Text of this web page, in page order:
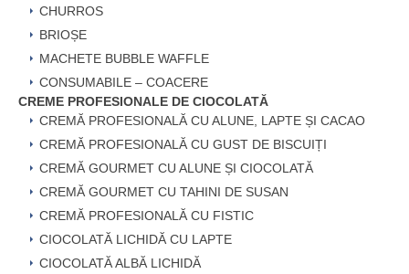
CHURROS
BRIOȘE
MACHETE BUBBLE WAFFLE
CONSUMABILE – COACERE
CREME PROFESIONALE DE CIOCOLATĂ
CREMĂ PROFESIONALĂ CU ALUNE, LAPTE ȘI CACAO
CREMĂ PROFESIONALĂ CU GUST DE BISCUIȚI
CREMĂ GOURMET CU ALUNE ȘI CIOCOLATĂ
CREMĂ GOURMET CU TAHINI DE SUSAN
CREMĂ PROFESIONALĂ CU FISTIC
CIOCOLATĂ LICHIDĂ CU LAPTE
CIOCOLATĂ ALBĂ LICHIDĂ